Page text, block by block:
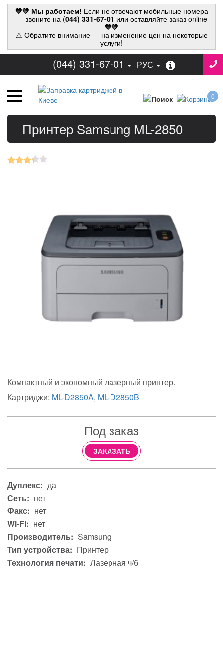
💙💛 Мы работаем! Если не отвечают мобильные номера
— звоните на (044) 331-67-01 или оставляйте заказ online
💙💛
⚠ Обратите внимание — на изменение цен на некоторые
услуги!
(044) 331-67-01 РУС
0
Принтер Samsung ML-2850
Компактный и экономный лазерный принтер.
Картриджи: ML-D2850A, ML-D2850B
Под заказ
ЗАКАЗАТЬ
Дуплекс: да
Сеть: нет
Факс: нет
Wi-Fi: нет
Производитель: Samsung
Тип устройства: Принтер
Технология печати: Лазерная ч/б